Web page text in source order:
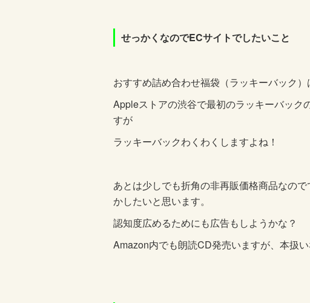
せっかくなのでECサイトでしたいこと
おすすめ詰め合わせ福袋（ラッキーバック）
Appleストアの渋谷で最初のラッキーバック
すが
ラッキーバックわくわくしますよね！
あとは少しでも折角の非再販価格商品なの
かしたいと思います。
認知度広めるためにも広告もしようかな？
Amazon内でも朗読CD発売いますが、 本扱